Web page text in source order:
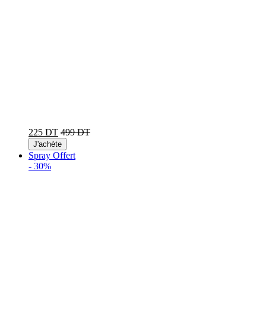
225 DT 499 DT
J'achète
Spray Offert
- 30%